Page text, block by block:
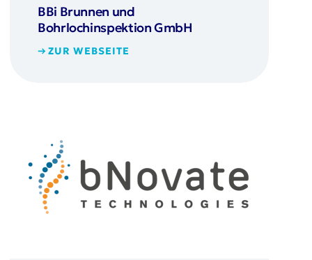
BBi Brunnen und
Bohrlochinspektion GmbH
ZUR WEBSEITE